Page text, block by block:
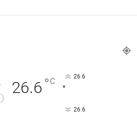
26.6 °C 26.6
°
26.6